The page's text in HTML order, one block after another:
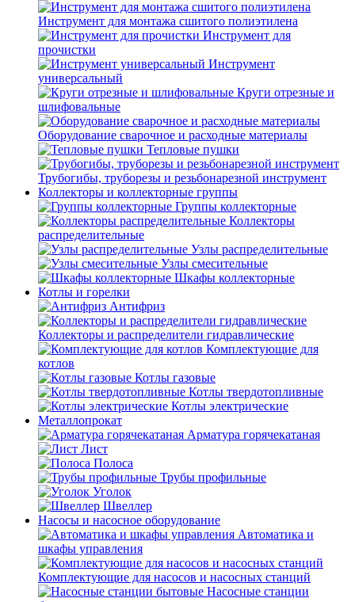
Инструмент для монтажа сшитого полиэтилена
Инструмент для
прочистки
Инструмент
универсальный
Круги отрезные и
шлифовальные
Оборудование сварочное и расходные материалы
Тепловые пушки
Трубогибы, труборезы и резьбонарезной инструмент
Коллекторы и коллекторные группы
Группы коллекторные
Коллекторы
распределительные
Узлы распределительные
Узлы смесительные
Шкафы коллекторные
Котлы и горелки
Антифриз
Коллекторы и распределители гидравлические
Комплектующие для
котлов
Котлы газовые
Котлы твердотопливные
Котлы электрические
Металлопрокат
Арматура горячекатаная
Лист
Полоса
Трубы профильные
Уголок
Швеллер
Насосы и насосное оборудование
Автоматика и
шкафы управления
Комплектующие для насосов и насосных станций
Насосные станции